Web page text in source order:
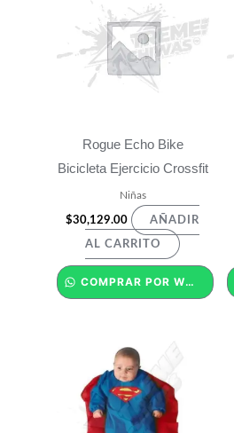
Rogue Echo Bike
Bicicleta Ejercicio Crossfit
Niñas
$30,129.00 AÑADIR
AL CARRITO
COMPRAR POR WHATSAPP